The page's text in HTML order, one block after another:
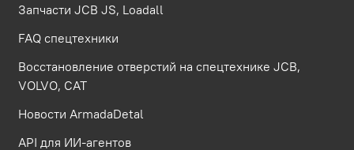
Запчасти JCB JS, Loadall
FAQ спецтехники
Восстановление отверстий на спецтехнике JCB,
VOLVO, CAT
Новости ArmadaDetal
API для ИИ-агентов